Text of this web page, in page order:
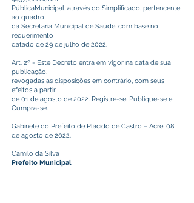
PúblicaMunicipal, através do Simplificado, pertencente
ao quadro
da Secretaria Municipal de Saúde, com base no
requerimento
datado de 29 de julho de 2022.
Art. 2º - Este Decreto entra em vigor na data de sua
publicação,
revogadas as disposições em contrário, com seus
efeitos a partir
de 01 de agosto de 2022. Registre-se, Publique-se e
Cumpra-se.
Gabinete do Prefeito de Plácido de Castro – Acre, 08
de agosto de 2022.
Camilo da Silva
Prefeito Municipal